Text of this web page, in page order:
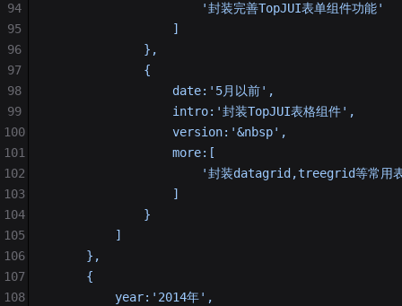
                     '封装完善TopJUI表单组件功能'
                 ]
             },
             {
                 date:'5月以前',
                 intro:'封装TopJUI表格组件',
                 version:'&nbsp',
                 more:[
'封装datagrid,treegrid等常用表
                 ]
             }
         ]
     },
     {
         year:'2014年',
94
95
96
97
98
99
100
101
102
103
104
105
106
107
108